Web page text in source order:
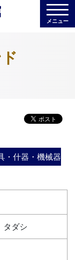
メニュー
・什器・機械器
ダシ